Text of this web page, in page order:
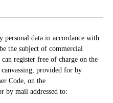
personal data in accordance with
the subject of commercial
register free of charge on the
provided for by
Code, on the
by mail addressed to: